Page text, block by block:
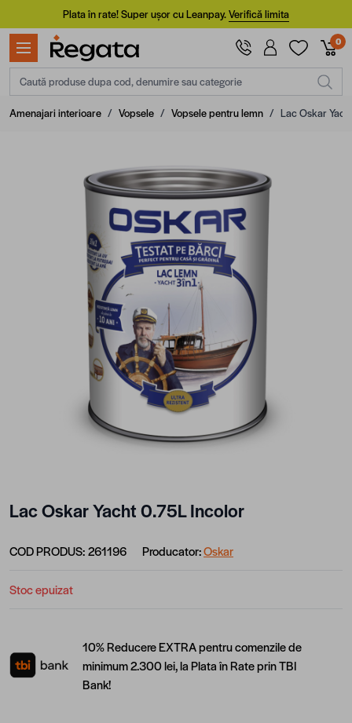
Mergi la ConținutPlata în rate! Super ușor cu Leanpay.Verifică limita
0
Caută produse dupa cod, denumire sau categorie
Amenajari interioare / Vopsele / Vopsele pentru lemn / Lac Oskar
Lac Oskar Yacht 0.75L Incolor
COD PRODUS:261196 Producator:Oskar
Stoc epuizat
10% Reducere EXTRA pentru comenzile de
minimum 2.300 lei, la Plata în Rate prin TBI
Bank!